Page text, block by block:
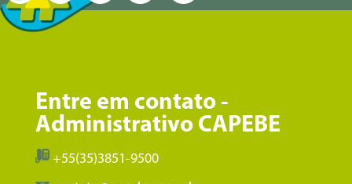
Entre em contato -
Administrativo CAPEBE
+55(35)3851-9500